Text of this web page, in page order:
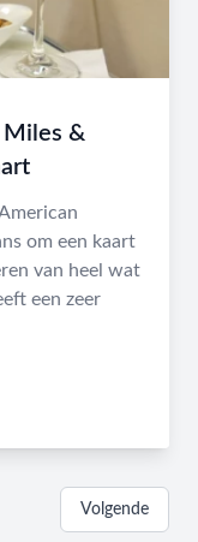
Miles &
om een kaart
van heel wat
een zeer
Volgende